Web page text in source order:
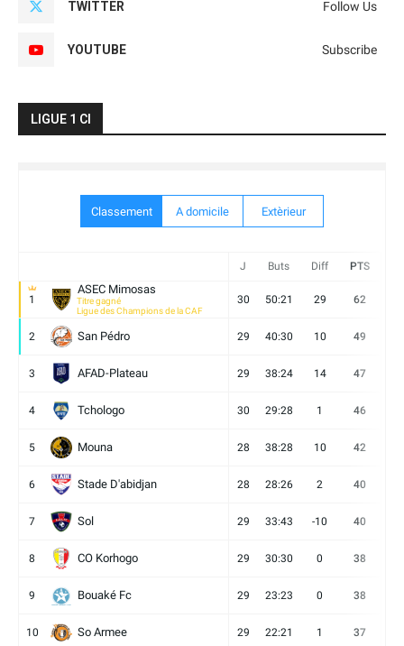
TWITTER Follow Us
YOUTUBE Subscribe
LIGUE 1 CI
Classement A domicile Extèrieur
J Buts Diff PTS
1
ASEC Mimosas
Titre gagné
Ligue des Champions de la CAF
30 50:21 29 62
2 San Pédro 29 40:30 10 49
3 AFAD-Plateau 29 38:24 14 47
4 Tchologo 30 29:28 1 46
5 Mouna 28 38:28 10 42
6 Stade D'abidjan 28 28:26 2 40
7 Sol 29 33:43 -10 40
8 CO Korhogo 29 30:30 0 38
9 Bouaké Fc 29 23:23 0 38
10 So Armee 29 22:21 1 37